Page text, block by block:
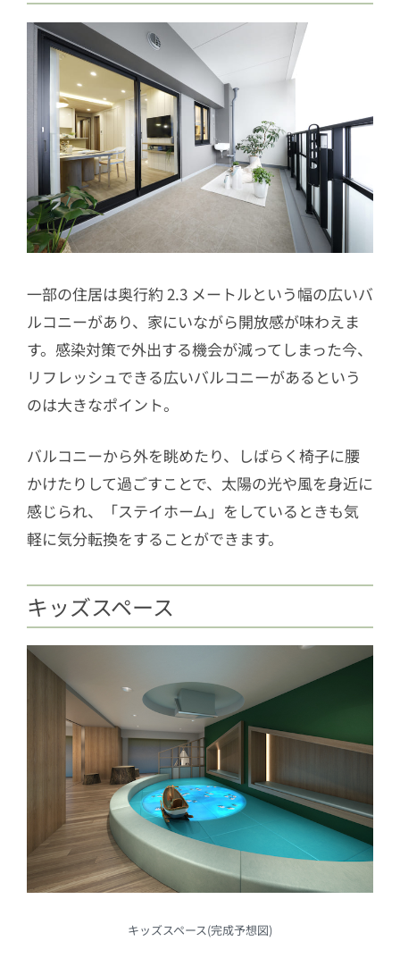
一部の住居は奥行約 2.3 メートルという幅の広いバ
ルコニーがあり、家にいながら開放感が味わえま
す。感染対策で外出する機会が減ってしまった今、
リフレッシュできる広いバルコニーがあるという
のは大きなポイント。
バルコニーから外を眺めたり、しばらく椅子に腰
かけたりして過ごすことで、太陽の光や風を身近に
感じられ、「ステイホーム」をしているときも気
軽に気分転換をすることができます。
キッズスペース
キッズスペース(完成予想図)